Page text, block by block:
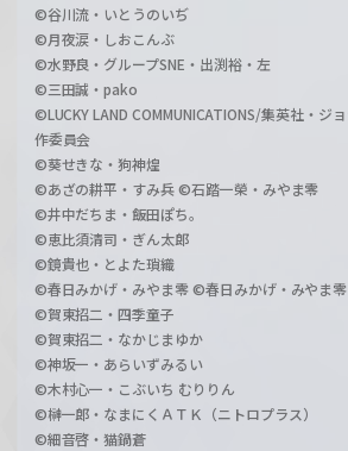
©谷川流・いとうのいぢ
©月夜涙・しおこんぶ
©水野良・グループSNE・出渕裕・左
©三田誠・pako
©LUCKY LAND COMMUNICATIONS/集英社・ジ
作委員会
©葵せきな・狗神煌
©あざの耕平・すみ兵 ©石踏一榮・みやま零
©井中だちま・飯田ぽち。
©恵比須清司・ぎん太郎
©鏡貴也・とよた瑣織
©春日みかげ・みやま零 ©春日みかげ・みやま
©賀東招二・四季童子
©賀東招二・なかじまゆか
©神坂一・あらいずみるい
©木村心一・こぶいち むりりん
©榊一郎・なまにくＡＴＫ（ニトロプラス）
©細音啓・猫鍋蒼